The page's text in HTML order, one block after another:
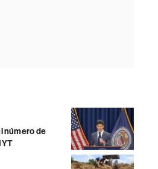
número de